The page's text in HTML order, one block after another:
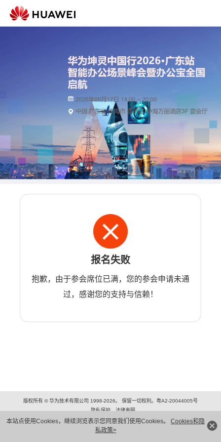
本站点使用Cookies，继续浏览表示您同意我们使用Cookies。 Cookies和隐
私政策>
报名失败
抱歉，由于参会席位已满，您的参会申请未通
过，感谢您的支持与信赖！
版权所有 © 华为技术有限公司 1998-2026。 保留一切权利。粤A2-20044005号
隐私保护
法律声明